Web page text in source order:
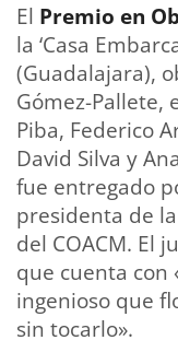
El Premio en
la ‘Casa
(Guadalajara),
Gómez-Pallete,
Piba, Federico
David Silva y
fue entregado
presidenta de
del COACM. El
que cuenta con
ingenioso que
sin tocarlo».